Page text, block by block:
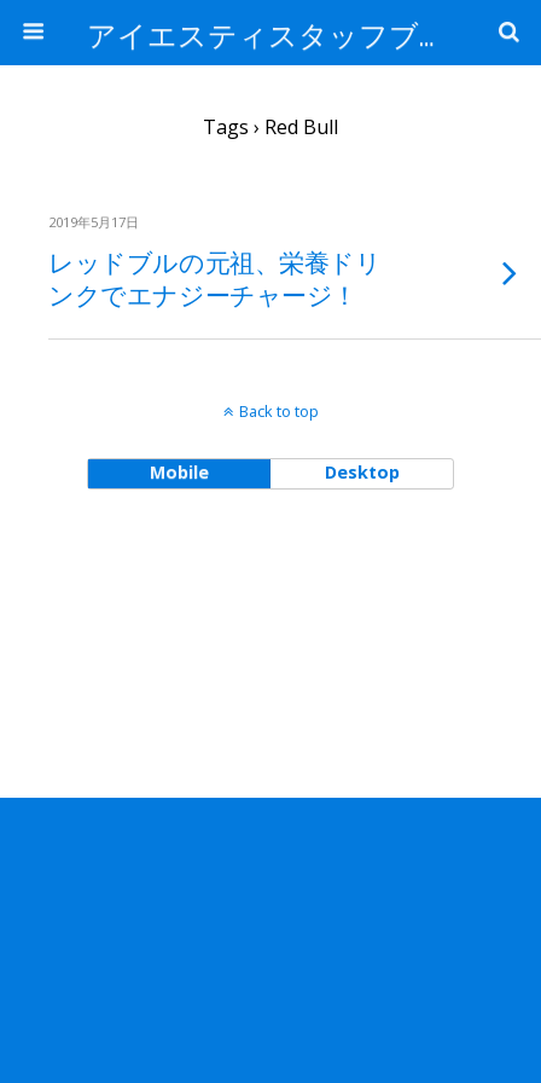
アイエスティスタッフブログ
Tags › Red Bull
2019年5月17日
レッドブルの元祖、栄養ドリ
ンクでエナジーチャージ！
Back to top
Mobile Desktop